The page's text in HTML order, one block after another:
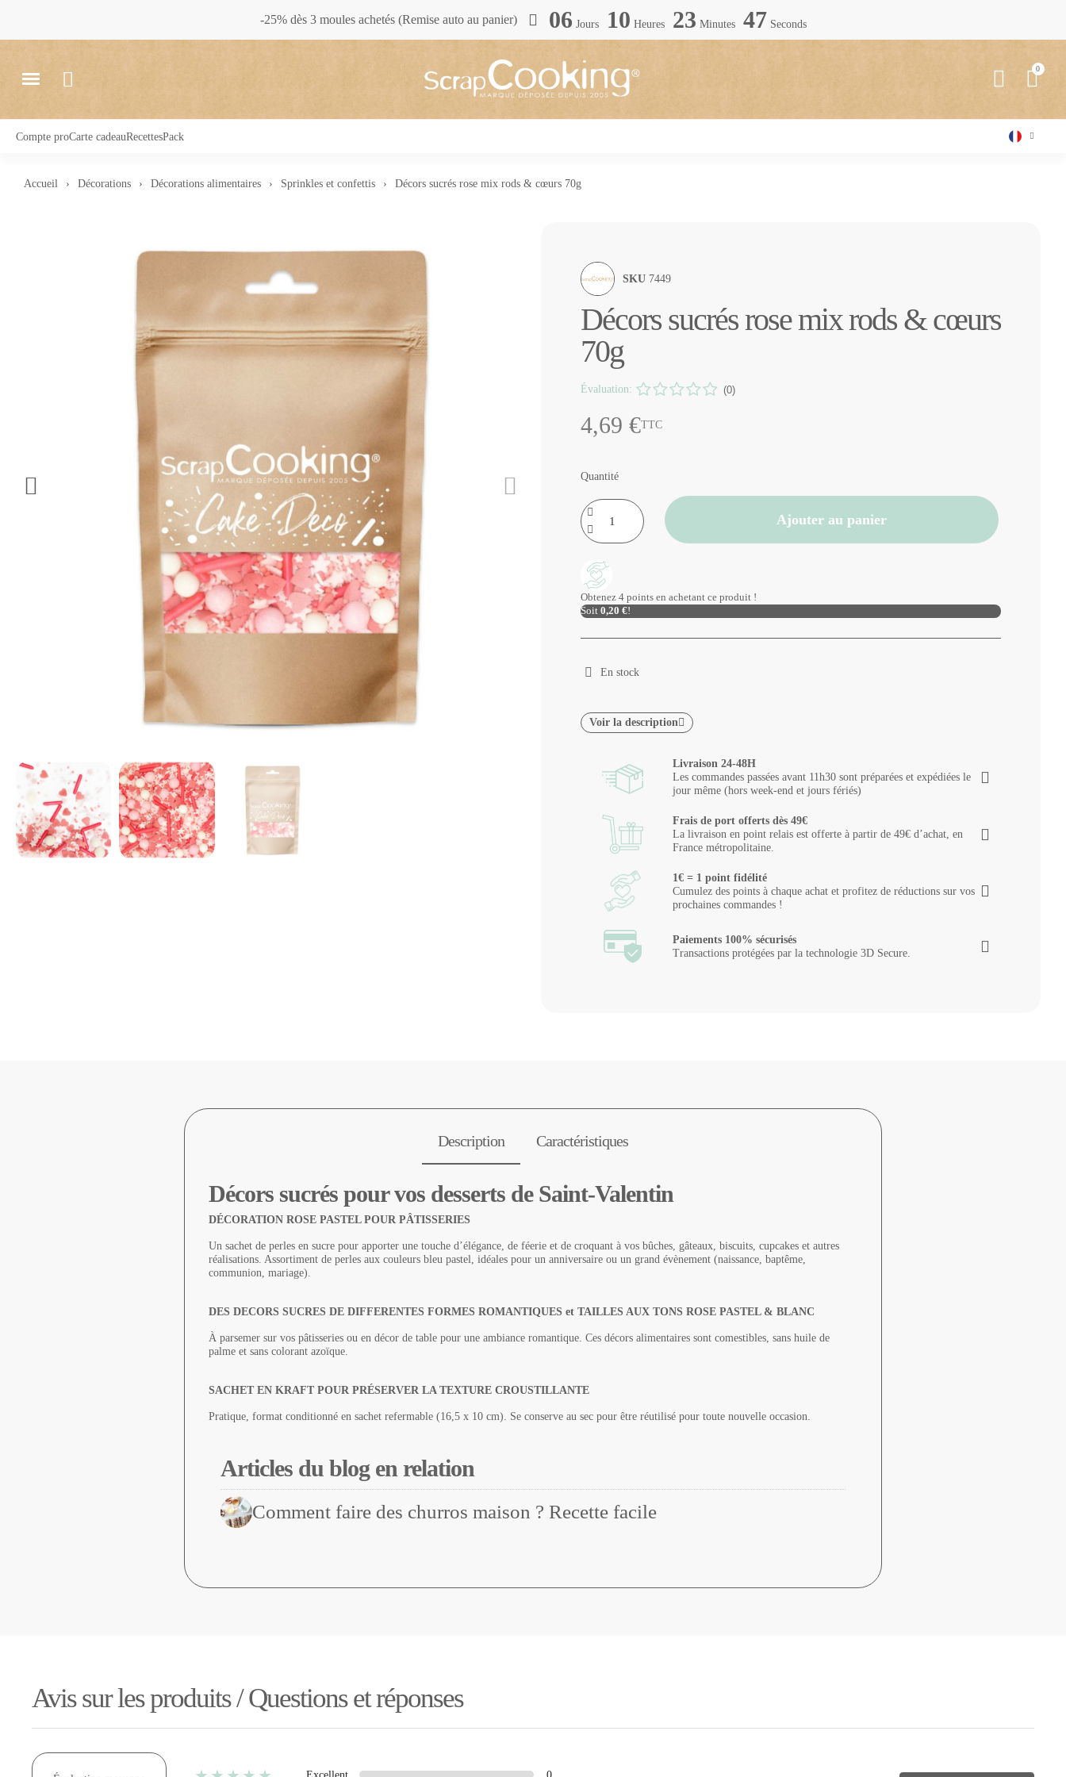
-25% dès 3 moules achetés (Remise auto au panier) 06 Jours 10 Heures 23 Minutes 46 Seconds
Compte proCarte cadeauRecettesPack
Accueil Décorations Décorations alimentaires Sprinkles et confettis Décors sucrés rose mix rods & cœurs 70g
SKU 7449
Décors sucrés rose mix rods & cœurs
70g
Évaluation: (0)
4,69 €TTC
Quantité
Ajouter au panier
Obtenez 4 points en achetant ce produit !
Soit 0,20 €!
En stock
Voir la description
Livraison 24-48H
Les commandes passées avant 11h30 sont préparées et expédiées le
jour même (hors week-end et jours fériés)
Frais de port offerts dès 49€
La livraison en point relais est offerte à partir de 49€ d’achat, en
France métropolitaine.
1€ = 1 point fidélité
Cumulez des points à chaque achat et profitez de réductions sur vos
prochaines commandes !
Paiements 100% sécurisés
Transactions protégées par la technologie 3D Secure.
Description Caractéristiques
Décors sucrés pour vos desserts de Saint-Valentin
DÉCORATION ROSE PASTEL POUR PÂTISSERIES
Un sachet de perles en sucre pour apporter une touche d’élégance, de féerie et de croquant à vos bûches, gâteaux, biscuits, cupcakes et autres
réalisations. Assortiment de perles aux couleurs bleu pastel, idéales pour un anniversaire ou un grand évènement (naissance, baptême,
communion, mariage).
DES DECORS SUCRES DE DIFFERENTES FORMES ROMANTIQUES et TAILLES AUX TONS ROSE PASTEL & BLANC
À parsemer sur vos pâtisseries ou en décor de table pour une ambiance romantique. Ces décors alimentaires sont comestibles, sans huile de
palme et sans colorant azoïque.
SACHET EN KRAFT POUR PRÉSERVER LA TEXTURE CROUSTILLANTE
Pratique, format conditionné en sachet refermable (16,5 x 10 cm). Se conserve au sec pour être réutilisé pour toute nouvelle occasion.
Articles du blog en relation
Comment faire des churros maison ? Recette facile
Avis sur les produits / Questions et réponses